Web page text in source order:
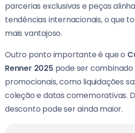
parcerias exclusivas e peças
tendências internacionais, o que
mais vantajoso.
Outro ponto importante é que o
Renner 2025 pode ser
promocionais, como liquidações
coleção e datas comemorativas.
desconto pode ser ainda maior.